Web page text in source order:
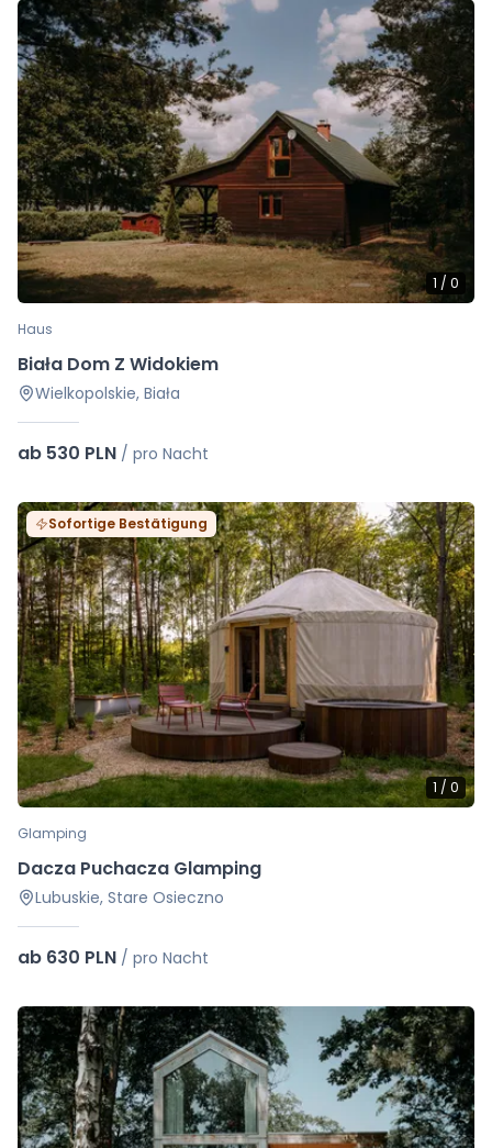
1 / 0
Haus
Biała Dom Z Widokiem
Wielkopolskie, Biała
ab 530 PLN / pro Nacht
Sofortige Bestätigung
1 / 0
Glamping
Dacza Puchacza Glamping
Lubuskie, Stare Osieczno
ab 630 PLN / pro Nacht